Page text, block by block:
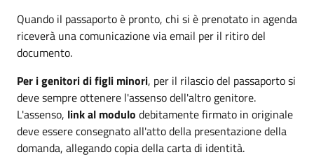
Quando il passaporto è pronto, chi si è prenotato in agenda
riceverà una comunicazione via email per il ritiro del
documento.
Per i genitori di figli minori, per il rilascio del passaporto si
deve sempre ottenere l'assenso dell'altro genitore.
L'assenso, link al modulo debitamente firmato in originale
deve essere consegnato all'atto della presentazione della
domanda, allegando copia della carta di identità.